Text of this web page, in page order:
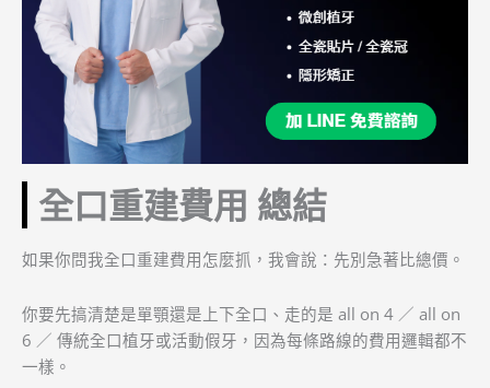
全口重建費用 總結
如果你問我全口重建費用怎麼抓，我會說：先別急著比總價。
你要先搞清楚是單顎還是上下全口、走的是 all on 4 ／ all on
6 ／ 傳統全口植牙或活動假牙，因為每條路線的費用邏輯都不
一樣。